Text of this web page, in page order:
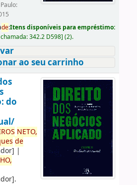
de:Itens disponíveis para empréstimo:
342.2 D598] (2).
ao seu carrinho
do
NETO,
de
|
.